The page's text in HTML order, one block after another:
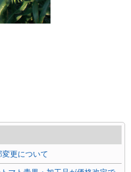
変更について